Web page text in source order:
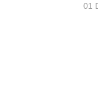
01